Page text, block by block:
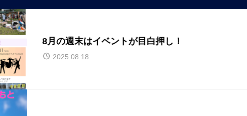
8月の週末はイベントが目白押し！
2025.08.18